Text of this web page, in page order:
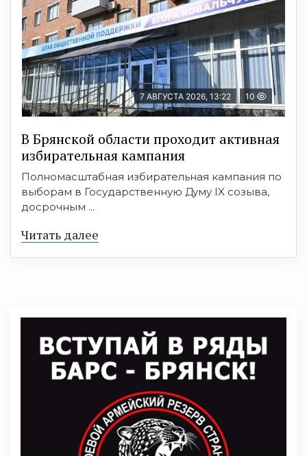
7 АВГУСТА 2026, 13:22 10
В Брянской области проходит активная
избирательная кампания
Полномасштабная избирательная кампания по
выборам в Государственную Думу IX созыва,
досрочным ...
Читать далее